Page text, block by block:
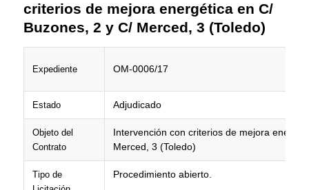
criterios de mejora energética en C/
Buzones, 2 y C/ Merced, 3 (Toledo)
Expediente OM-0006/17
Estado Adjudicado
Objeto del
Contrato
Intervención con criterios de mejora
Merced, 3 (Toledo)
Tipo de
Procedimiento abierto.